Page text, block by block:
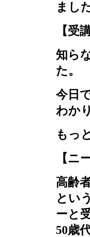
まし
【受
知ら
た。
今日
わか
もっ
【ニ
高齢
とい
ーと
50歳